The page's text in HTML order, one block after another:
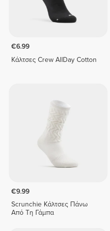
€6.99
Κάλτσες Crew AllDay Cotton
€9.99
Scrunchie Κάλτσες Πάνω
Από Τη Γάμπα